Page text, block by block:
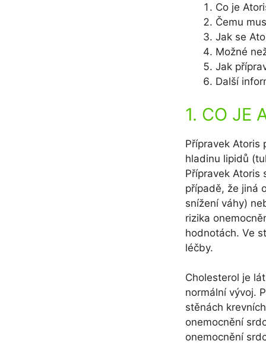
Co je
Čemu
Jak se
Možné
Jak
Další
1. CO JE
Přípravek Atoris
hladinu lipidů
Přípravek Atoris
případě, že jiná
snížení váhy)
rizika
hodnotách. Ve
léčby.
Cholesterol je
normální vývoj.
stěnách
onemocnění
onemocnění